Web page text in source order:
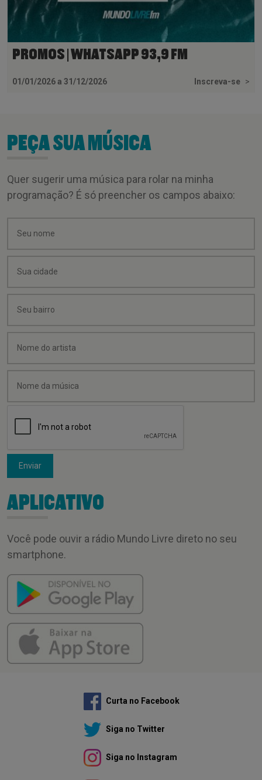
PROMOS | WHATSAPP 93,9 FM
01/01/2026 a 31/12/2026 Inscreva-se >
PEÇA SUA MÚSICA
Quer sugerir uma música para rolar na minha
programação? É só preencher os campos abaixo:
Enviar
APLICATIVO
Você pode ouvir a rádio Mundo Livre direto no seu
smartphone.
Curta no Facebook
Siga no Twitter
Siga no Instagram